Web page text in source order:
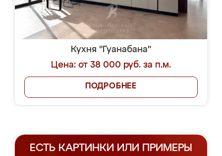
Кухня "Гуанабана"
Цена: от 38 000 руб. за п.м.
ПОДРОБНЕЕ
ЕСТЬ КАРТИНКИ ИЛИ ПРИМЕРЫ